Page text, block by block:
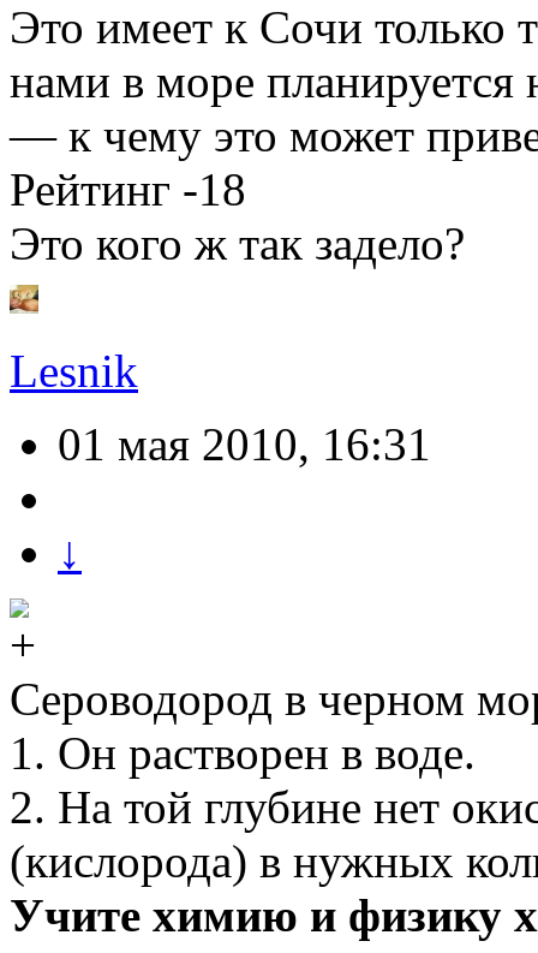
Это имеет к Сочи только
нами в море
— к чему это может
Рейтинг -18
Это кого ж так задело?
Lesnik
01 мая 2010, 16:31
↓
Сероводород в черном
1. Он растворен в воде.
2. На той глубине нет
(кислорода) в нужных
Учите химию и физику